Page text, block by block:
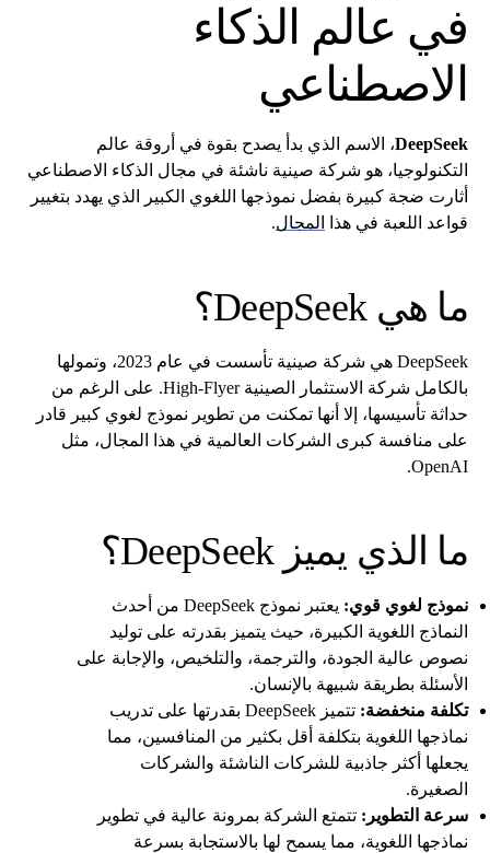
في عالم الذكاء
الاصطناعي
DeepSeek، الاسم الذي بدأ يصدح بقوة في أروقة عالم
التكنولوجيا، هو شركة صينية ناشئة في مجال الذكاء الاصطناعي
أثارت ضجة كبيرة بفضل نموذجها اللغوي الكبير الذي يهدد بتغيير
قواعد اللعبة في هذا
المجال.
ما هي DeepSeek؟
DeepSeek هي شركة صينية تأسست في عام 2023، وتمولها
بالكامل شركة الاستثمار الصينية High-Flyer. على الرغم من
حداثة تأسيسها، إلا أنها تمكنت من تطوير نموذج لغوي كبير قادر
على منافسة كبرى الشركات العالمية في هذا المجال، مثل
OpenAI.
ما الذي يميز DeepSeek؟
نموذج لغوي قوي:
يعتبر نموذج DeepSeek من أحدث
النماذج اللغوية الكبيرة، حيث يتميز بقدرته على توليد
نصوص عالية الجودة، والترجمة، والتلخيص، والإجابة على
الأسئلة بطريقة شبيهة بالإنسان.
تكلفة منخفضة:
تتميز DeepSeek بقدرتها على تدريب
نماذجها اللغوية بتكلفة أقل بكثير من المنافسين، مما
يجعلها أكثر جاذبية للشركات الناشئة والشركات
الصغيرة.
سرعة التطوير: تتمتع الشركة بمرونة عالية في تطوير
نماذجها اللغوية، مما يسمح لها بالاستجابة بسرعة